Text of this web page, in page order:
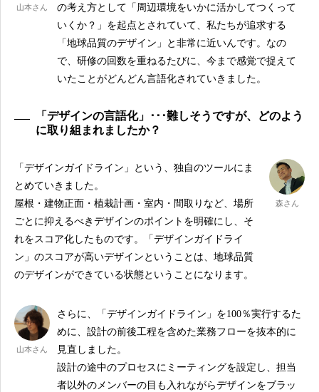
山本さん
の考え方として「周辺環境をいかに活かしてつくって
いくか？」を起点とされていて、私たちが追求する
「地球品質のデザイン」と非常に近いんです。なの
で、研修の回数を重ねるたびに、今まで感覚で捉えて
いたことがどんどん言語化されていきました。
「デザインの言語化」･･･難しそうですが、どのよう
に取り組まれましたか？
森さん
「デザインガイドライン」という、独自のツールにま
とめていきました。
屋根・建物正面・植栽計画・室内・間取りなど、場所
ごとに抑えるべきデザインのポイントを明確にし、そ
れをスコア化したものです。「デザインガイドライ
ン」のスコアが高いデザインということは、地球品質
のデザインができている状態ということになります。
山本さん
さらに、「デザインガイドライン」を100％実行するた
めに、設計の前後工程を含めた業務フローを抜本的に
見直しました。
設計の途中のプロセスにミーティングを設定し、担当
者以外のメンバーの目も入れながらデザインをブラッ